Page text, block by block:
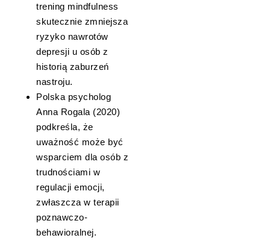
trening mindfulness
skutecznie zmniejsza
ryzyko nawrotów
depresji u osób z
historią zaburzeń
nastroju.
Polska psycholog
Anna Rogala (2020)
podkreśla, że
uważność może być
wsparciem dla osób z
trudnościami w
regulacji emocji,
zwłaszcza w terapii
poznawczo-
behawioralnej.